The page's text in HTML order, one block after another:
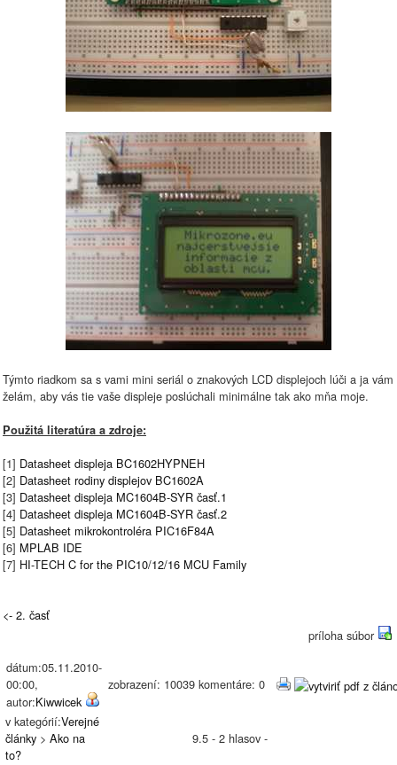
Týmto riadkom sa s vami mini seriál o znakových LCD displejoch lúči a ja vám
želám, aby vás tie vaše displeje poslúchali minimálne tak ako mňa moje.
Použitá literatúra a zdroje:
[1] Datasheet displeja BC1602HYPNEH
[2] Datasheet rodiny displejov BC1602A
[3] Datasheet displeja MC1604B-SYR časť.1
[4] Datasheet displeja MC1604B-SYR časť.2
[5] Datasheet mikrokontroléra PIC16F84A
[6] MPLAB IDE
[7] HI-TECH C for the PIC10/12/16 MCU Family
<- 2. časť
príloha súbor
dátum:05.11.2010-
00:00,
autor:Kiwwicek
zobrazení: 10039 komentáre: 0
v kategórií:Verejné
články > Ako na
to?
9.5 - 2 hlasov -